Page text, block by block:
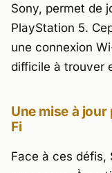
Sony, permet de
PlayStation 5.
une connexion
difficile à trouver
Une mise à
Fi
Face à ces défis,